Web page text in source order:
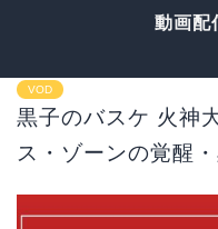
動画配
VOD
黒子のバスケ 火神
ス・ゾーンの覚醒